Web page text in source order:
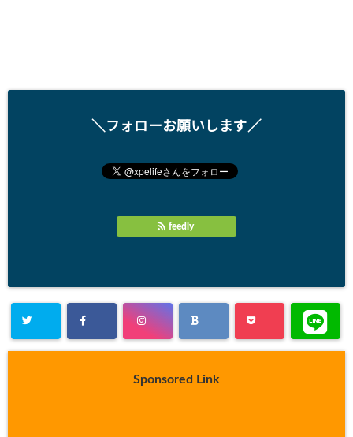
＼フォローお願いします／
feedly
Sponsored Link